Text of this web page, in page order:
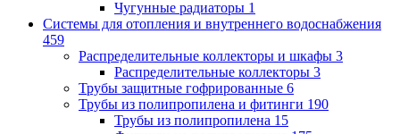
Чугунные радиаторы 1
Системы для отопления и внутреннего водоснабжения
459
Распределительные коллекторы и шкафы 3
Распределительные коллекторы 3
Трубы защитные гофрированные 6
Трубы из полипропилена и фитинги 190
Трубы из полипропилена 15